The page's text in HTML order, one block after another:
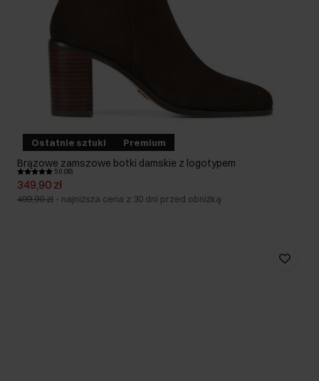
Ostatnie sztuki Premium
Brązowe zamszowe botki damskie z logotypem
5.0 (30)
349,90 zł
499,90 zł - najniższa cena z 30 dni przed obniżką